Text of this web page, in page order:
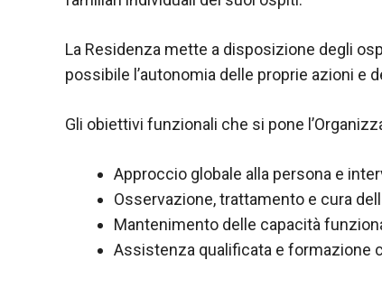
La Residenza mette a disposizione degli
possibile l’autonomia delle proprie azioni e
Gli obiettivi funzionali che si pone
Approccio globale alla persona e
Osservazione, trattamento e cura
Mantenimento delle capacità
Assistenza qualificata e formazione